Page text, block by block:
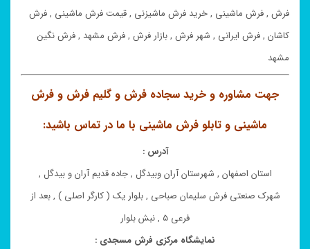
فرش , فرش ماشینی , خرید فرش ماشیزنی , قیمت فرش ماشینی , فرش
کاشان , فرش ایرانی , شهر فرش , بازار فرش , فرش مشهد , فرش نگین
مشهد
جهت مشاوره و خرید سجاده فرش و گلیم فرش و فرش
ماشینی و تابلو فرش ماشینی با ما در تماس باشید:
آدرس :
استان اصفهان , شهرستان آران وبیدگل , جاده قدیم آران و بیدگل ,
شهرک صنعتی فرش سلیمان صباحی , بلوار یک ( کارگر اصلی ) , بعد از
فرعی ۵ , نبش بلوار
نمایشگاه مرکزی فرش مسجدی :